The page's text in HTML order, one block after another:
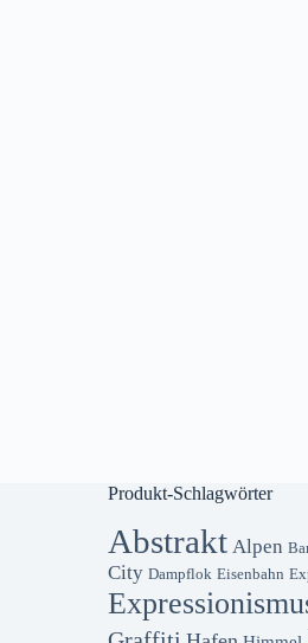
Produkt-Schlagwörter
Abstrakt Alpen
City Dampflok Eisenbahn